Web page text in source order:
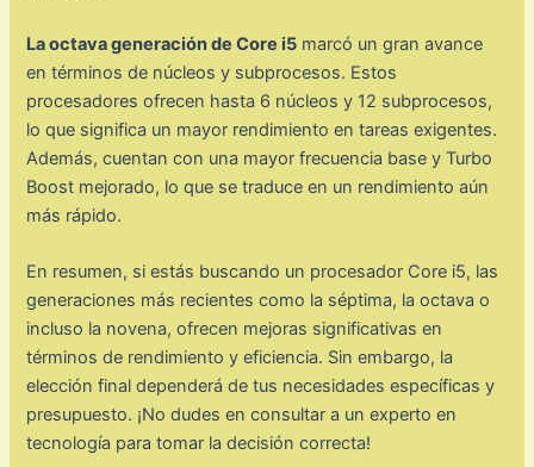
La octava generación de Core i5 marcó un gran avance
en términos de núcleos y subprocesos. Estos
procesadores ofrecen hasta 6 núcleos y 12 subprocesos,
lo que significa un mayor rendimiento en tareas exigentes.
Además, cuentan con una mayor frecuencia base y Turbo
Boost mejorado, lo que se traduce en un rendimiento aún
más rápido.
En resumen, si estás buscando un procesador Core i5, las
generaciones más recientes como la séptima, la octava o
incluso la novena, ofrecen mejoras significativas en
términos de rendimiento y eficiencia. Sin embargo, la
elección final dependerá de tus necesidades específicas y
presupuesto. ¡No dudes en consultar a un experto en
tecnología para tomar la decisión correcta!